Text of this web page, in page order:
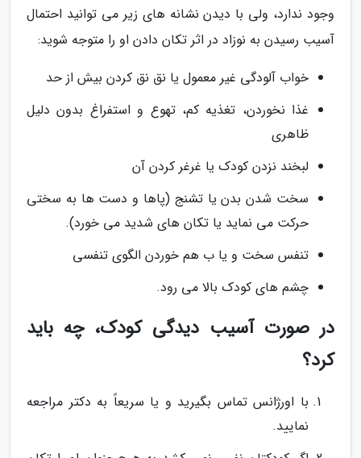
وجود ندارد، ولی با دیدن نشانه های زیر می توانید احتمال
آسیب رسیدن به نوزاد در اثر تکان دادن او را متوجه شوید:
خواب آلودگی غیر معمول یا نق نق کردن بیش از حد
غذا نخوردن، تغذیه کم، تهوع و استفراغ بدون دلیل
ظاهری
لبخند نزدن کودک یا غرغر کردن آن
سخت شدن بدن یا تشنج (پاها و دست ها به سختی
حرکت می نماید یا تکان های شدید می خورد).
تنفس سخت و یا ب هم خوردن الگوی تنفسی
چشم های کودک بالا می رود.
در صورت آسیب دیدگی کودک، چه باید
کرد؟
با اورژانس تماس بگیرید و یا سریعاً به دکتر مراجعه
نمایید.